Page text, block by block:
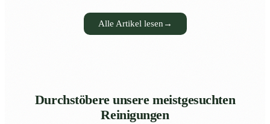
Alle Artikel lesen →
Durchstöbere unsere meistgesuchten
Reinigungen